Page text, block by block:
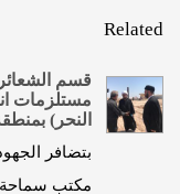
Related
قسم
مستلزمات
النحر)
بتضافر
مكتب سماحة